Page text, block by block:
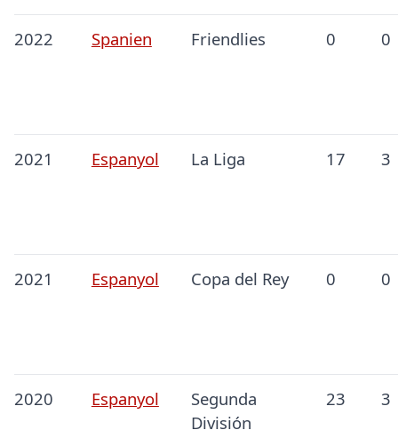
2022 Spanien Friendlies 0 0
2021 Espanyol La Liga 17 3
2021 Espanyol Copa del Rey 0 0
2020 Espanyol
Segunda
División
23 3